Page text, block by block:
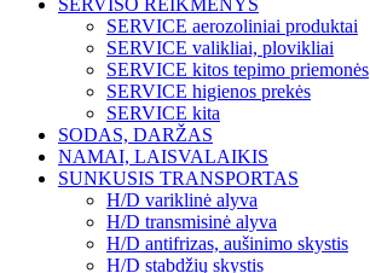
SERVISO REIKMENYS
SERVICE aerozoliniai produktai
SERVICE valikliai, plovikliai
SERVICE kitos tepimo priemonės
SERVICE higienos prekės
SERVICE kita
SODAS, DARŽAS
NAMAI, LAISVALAIKIS
SUNKUSIS TRANSPORTAS
H/D variklinė alyva
H/D transmisinė alyva
H/D antifrizas, aušinimo skystis
H/D stabdžių skystis